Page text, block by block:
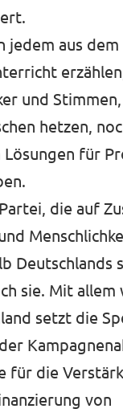
jedem aus dem
und
hetzen,
für
die auf
Deutschlands
sie. Mit allem
setzt die
für die
von